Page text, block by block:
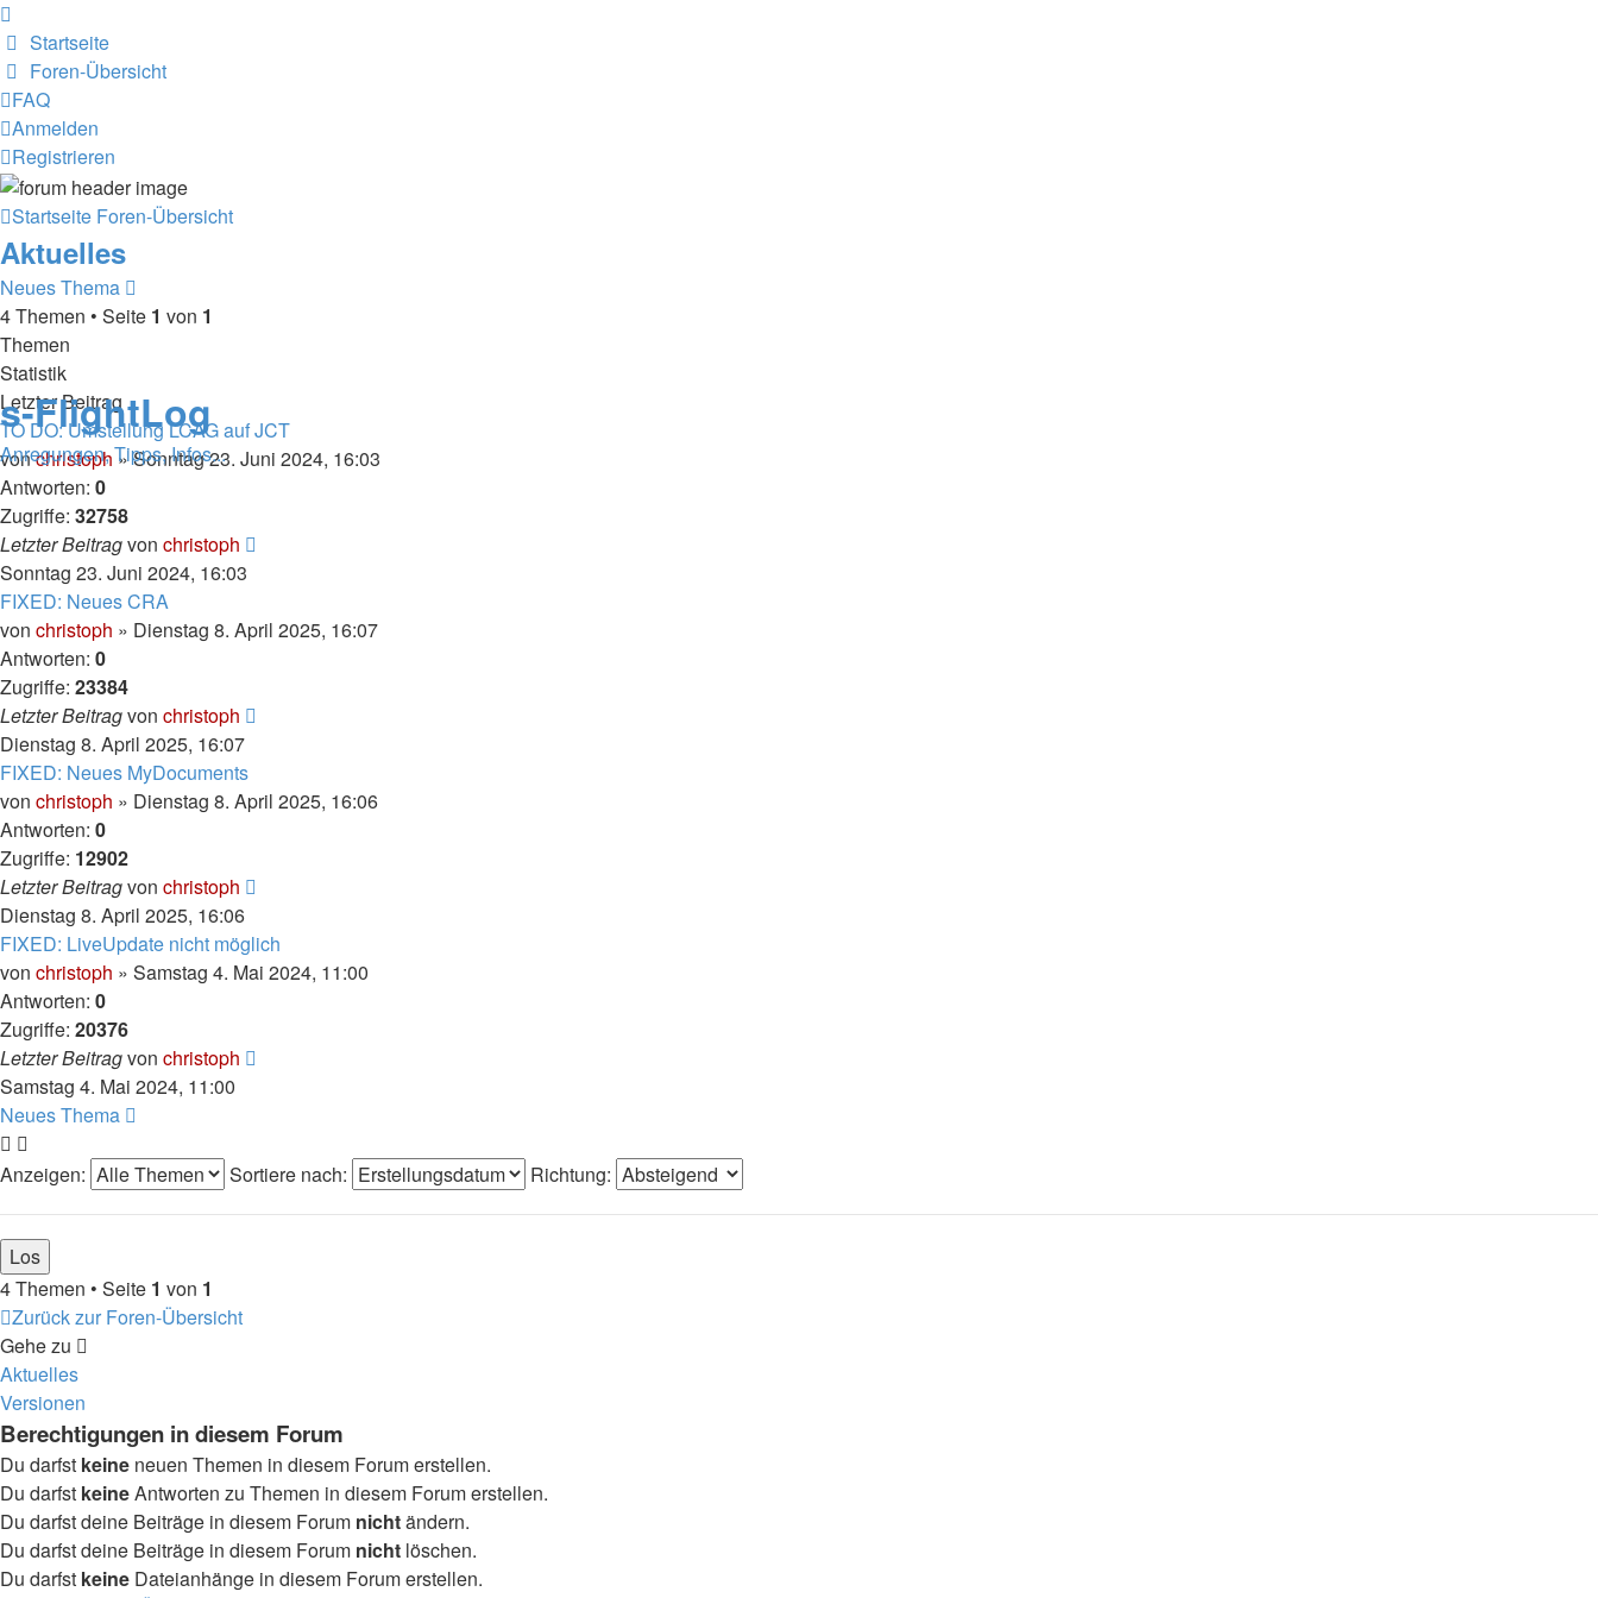
Startseite
Foren-Übersicht
FAQ
Anmelden
Registrieren
s-FlightLog
Anregungen, Tipps, Infos...
Startseite Foren-Übersicht
Aktuelles
Neues Thema
4 Themen • Seite 1 von 1
Themen
Statistik
Letzter Beitrag
TO DO: Umstellung LCAG auf JCT
vonchristoph» Sonntag 23. Juni 2024, 16:03
Antworten: 0
Zugriffe: 32758
Letzter Beitragvon christoph
Sonntag 23. Juni 2024, 16:03
FIXED: Neues CRA
von christoph » Dienstag 8. April 2025, 16:07
Antworten: 0
Zugriffe: 23384
Letzter Beitragvon christoph
Dienstag 8. April 2025, 16:07
FIXED: Neues MyDocuments
von christoph » Dienstag 8. April 2025, 16:06
Antworten: 0
Zugriffe: 12902
Letzter Beitragvon christoph
Dienstag 8. April 2025, 16:06
FIXED: LiveUpdate nicht möglich
von christoph » Samstag 4. Mai 2024, 11:00
Antworten: 0
Zugriffe: 20376
Letzter Beitragvon christoph
Samstag 4. Mai 2024, 11:00
Neues Thema
Anzeigen: Sortiere nach: Richtung:
4 Themen • Seite 1 von 1
Zurück zur Foren-Übersicht
Gehe zu
Aktuelles
Versionen
Berechtigungen in diesem Forum
Du darfst keine neuen Themen in diesem Forum erstellen.
Du darfst keineAntworten zu Themen in diesem Forum erstellen.
Du darfst deine Beiträge in diesem Forum nichtändern.
Du darfst deine Beiträge in diesem Forum nicht löschen.
Du darfst keine Dateianhänge in diesem Forum erstellen.